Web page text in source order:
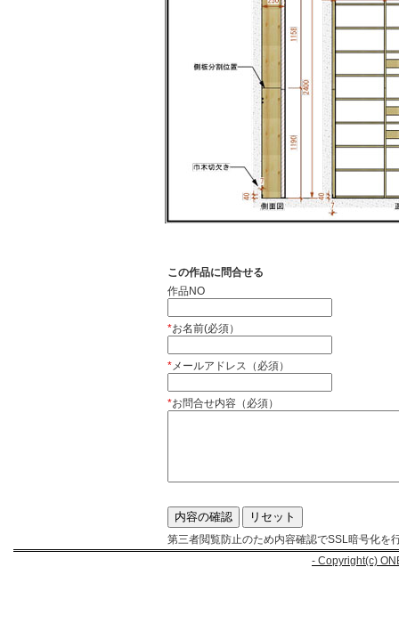
この作品に問合せる
作品NO
*お名前(必須）
*メールアドレス（必須）
*お問合せ内容（必須）
第三者閲覧防止のため内容確認でSSL暗号化を
- Copyright(c)